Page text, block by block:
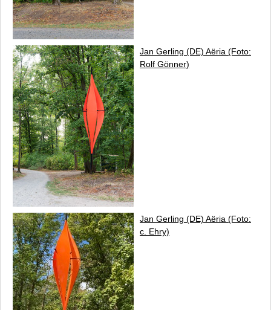
Jan Gerling (DE) Aëria (Foto:
Rolf Gönner)
Jan Gerling (DE) Aëria (Foto:
c. Ehry)